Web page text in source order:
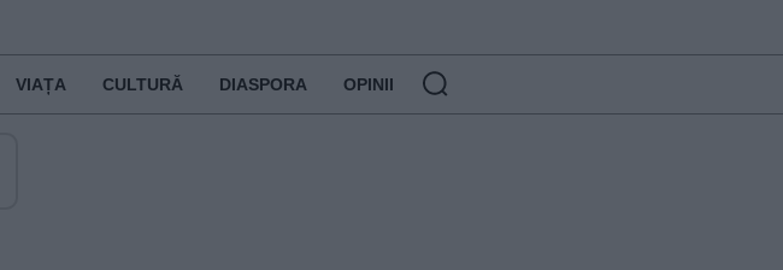
VIAȚA CULTURĂ DIASPORA OPINII